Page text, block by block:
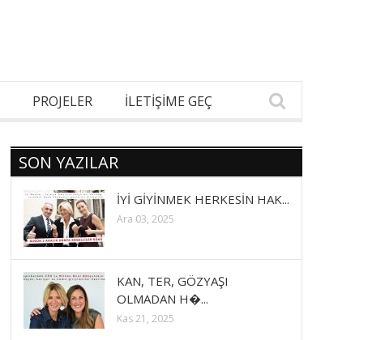
PROJELER İLETİŞİME GEÇ
SON YAZILAR
İYİ GİYİNMEK HERKESİN HAK...
Ara 03, 2025
KAN, TER, GÖZYAŞI
OLMADAN H�...
Kas 21, 2025